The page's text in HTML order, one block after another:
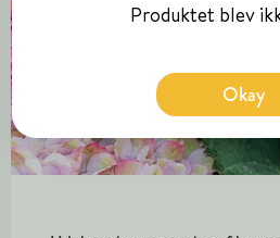
Produktet blev
Okay